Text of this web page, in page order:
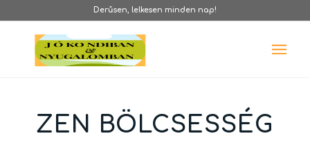
Derűsen, lelkesen minden nap!
ZEN BÖLCSESSÉG